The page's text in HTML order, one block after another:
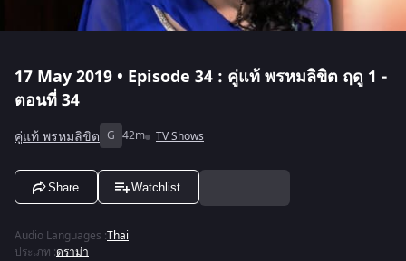
17 May 2019 • Episode 34 : คู่แท้ พรหมลิขิต ฤดู 1 -
ตอนที่ 34
คู่แท้ พรหมลิขิต G 42m TV Shows
Share Watchlist
Audio Languages :Thai
ประเภท :ดราม่า